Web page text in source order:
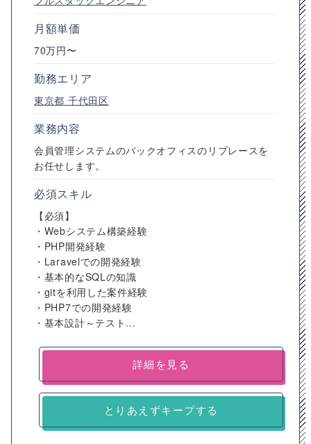
月額単価
70万円〜
勤務エリア
東京都 千代田区
業務内容
会員管理システムのバックオフィスのリプレースを
お任せします。
必須スキル
【必須】
・Webシステム構築経験
・PHP開発経験
・Laravelでの開発経験
・基本的なSQLの知識
・gitを利用した案件経験
・PHP7での開発経験
・基本設計～テスト...
詳細を見る
とりあえずキープする